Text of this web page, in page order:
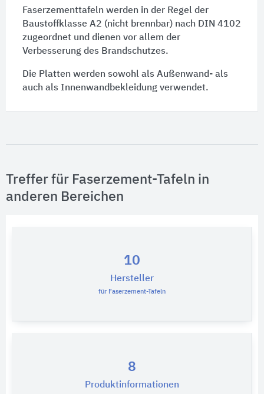
Faserzementtafeln werden in der Regelder
Baustoffklasse A2 (nicht brennbar) nach DIN 4102
zugeordnet und dienen vor allem der
Verbesserung des Brandschutzes.
Die Platten werden sowohl als Außenwand- als
auch als Innenwandbekleidungverwendet.
Treffer für Faserzement-Tafeln in
anderen Bereichen
10
Hersteller
für Faserzement-Tafeln
8
Produktinformationen